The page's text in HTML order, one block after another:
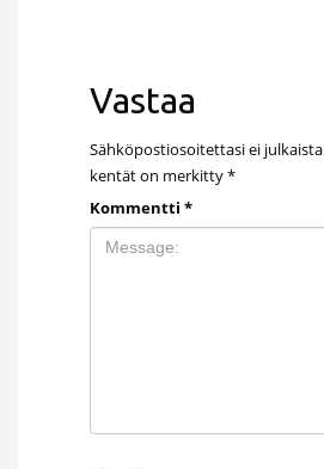
Vastaa
Sähköpostiosoitettasi ei
kentät on merkitty*
Kommentti *